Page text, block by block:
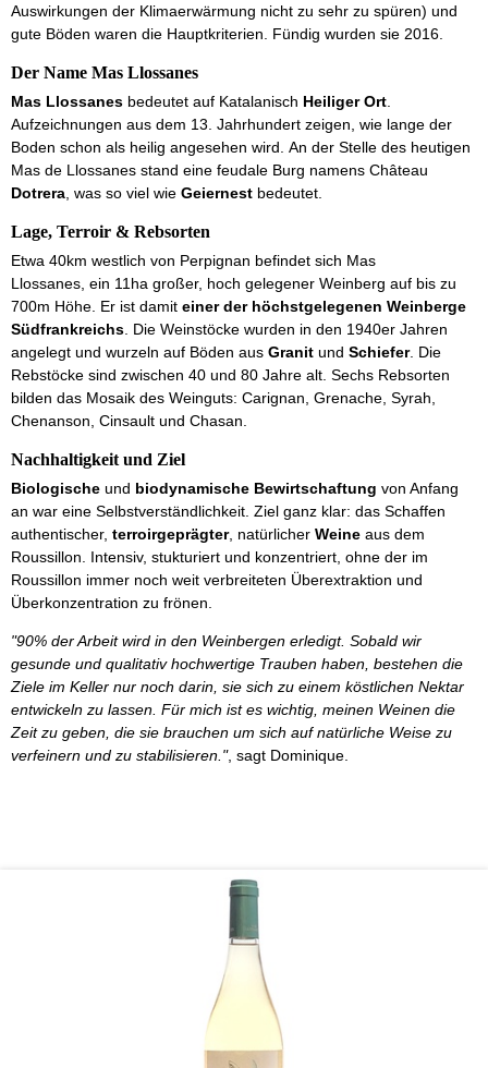
Auswirkungen der Klimaerwärmung nicht zu sehr zu spüren) und
gute Böden waren die Hauptkriterien. Fündig wurden sie 2016.
Der Name Mas Llossanes
Mas Llossanes bedeutet auf Katalanisch Heiliger Ort
Aufzeichnungen aus dem 13. Jahrhundert zeigen, wie lange der
Boden schon als heilig angesehen wird. An der Stelle des heutigen
Mas de Llossanes stand eine feudale Burg namens Château
Dotrera , was so viel wie Geiernest bedeutet.
Lage, Terroir & Rebsorten
Etwa 40km westlich von Perpignan befindet sich Mas
Llossanes, ein 11ha großer, hoch gelegener Weinberg auf bis zu
700m Höhe. Er ist damit einer der höchstgelegenen Weinberge
Südfrankreichs . Die Weinstöcke wurden in den 1940er Jahren
angelegt und wurzeln auf Böden aus Granit und Schiefer. Die
Rebstöcke sind zwischen 40 und 80 Jahre alt. Sechs Rebsorten
bilden das Mosaik des Weinguts: Carignan, Grenache, Syrah,
Chenanson, Cinsault und Chasan.
Nachhaltigkeit und Ziel
Biologische und biodynamische Bewirtschaftung von Anfang
an war eine Selbstverständlichkeit. Ziel ganz klar: das Schaffen
authentischer, terroirgeprägter, natürlicher Weine aus dem
Roussillon. Intensiv, stukturiert und konzentriert, ohne der im
Roussillon immer noch weit verbreiteten Überextraktion und
Überkonzentration zu frönen.
"90% der Arbeit wird in den Weinbergen erledigt. Sobald wir
gesunde und qualitativ hochwertige Trauben haben, bestehen die
Ziele im Keller nur noch darin, sie sich zu einem köstlichen Nektar
entwickeln zu lassen. Für mich ist es wichtig, meinen Weinen die
Zeit zu geben, die sie brauchen um sich auf natürliche Weise zu
verfeinern und zu stabilisieren.", sagt Dominique.